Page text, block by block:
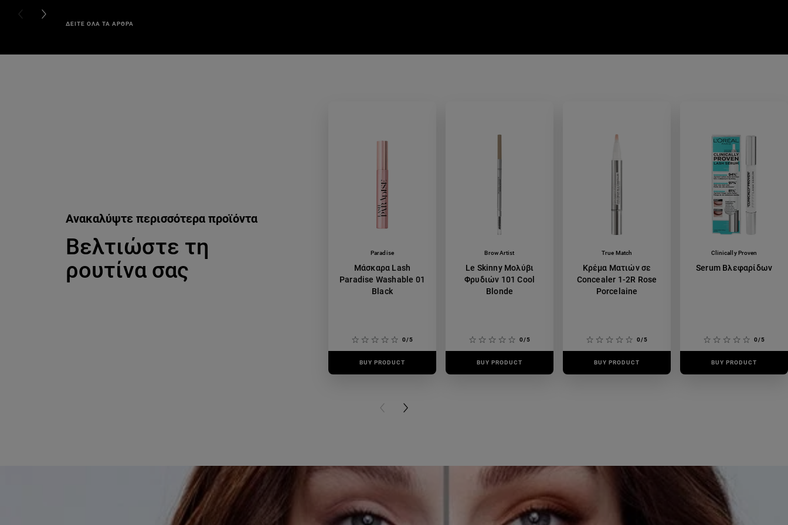
PREVIOUS CARD
NEXT CARD
ΔΕΙΤΕ ΟΛΑ ΤΑ ΑΡΘΡΑ
Βελτιώστε τη
ρουτίνα σας
Ανακαλύψτε περισσότερα προϊόντα
Paradise
Μάσκαρα Lash
Paradise Washable 01
Black
0/5
BUY PRODUCT
Brow Artist
Le Skinny Μολύβι
Φρυδιών 101 Cool
Blonde
0/5
BUY PRODUCT
True Match
Κρέμα Ματιών σε
Concealer 1-2R Rose
Porcelaine
0/5
BUY PRODUCT
Clinically Proven
Serum Βλεφαρίδων
0/5
BUY PRODUCT
PREVIOUS CARD
NEXT CARD